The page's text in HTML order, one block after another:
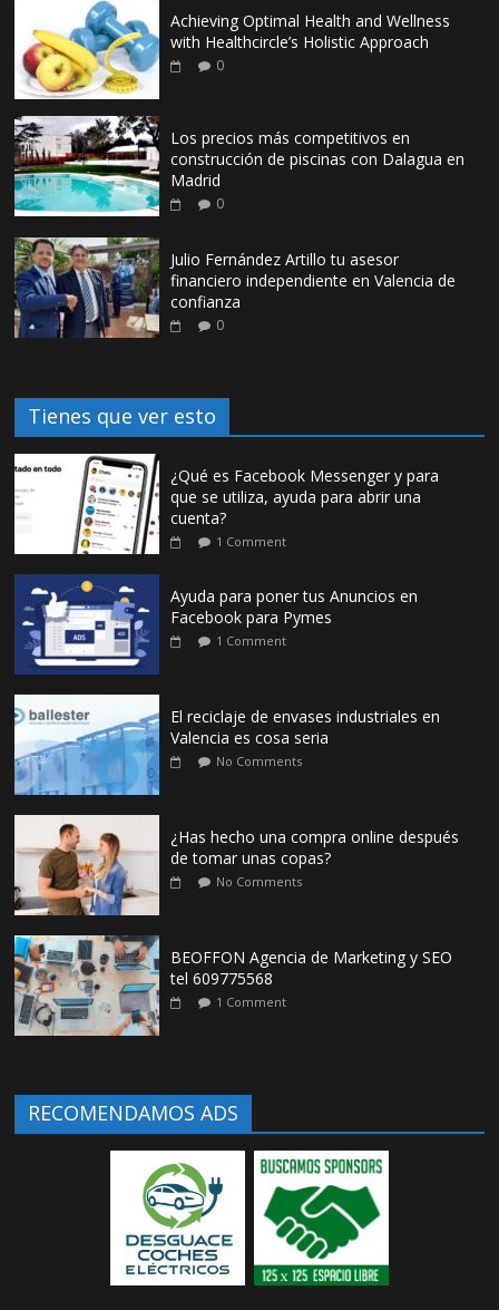
Achieving Optimal Health and Wellness
with Healthcircle’s Holistic Approach
0
Los precios más competitivos en
construcción de piscinas con Dalagua en
Madrid
0
Julio Fernández Artillo tu asesor
financiero independiente en Valencia de
confianza
0
Tienes que ver esto
¿Qué es Facebook Messenger y para
que se utiliza, ayuda para abrir una
cuenta?
1 Comment
Ayuda para poner tus Anuncios en
Facebook para Pymes
1 Comment
El reciclaje de envases industriales en
Valencia es cosa seria
No Comments
¿Has hecho una compra online después
de tomar unas copas?
No Comments
BEOFFON Agencia de Marketing y SEO
tel 609775568
1 Comment
RECOMENDAMOS ADS